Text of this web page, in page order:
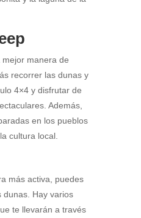
manera de
recorrer las dunas y
4×4 y disfrutar de
Además,
en los pueblos
cultura local.
más activa, puedes
dunas. Hay varios
te llevarán a través